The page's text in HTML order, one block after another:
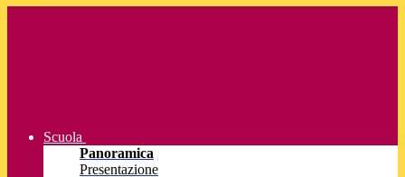
Scuola
Panoramica
Presentazione